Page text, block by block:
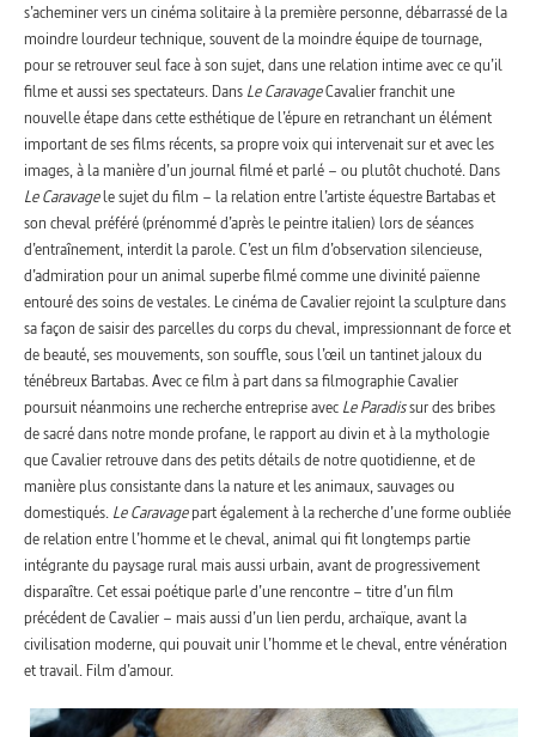
s’acheminer vers un cinéma solitaire à la première personne, débarrassé de la
moindre lourdeur technique, souvent de la moindre équipe de tournage,
pour se retrouver seul face à son sujet, dans une relation intime avec ce qu’il
filme et aussi ses spectateurs. Dans Le CaravageCavalier franchit une
nouvelle étape dans cette esthétique de l’épure en retranchant un élément
important de ses films récents, sa propre voix qui intervenait sur et avec les
images, à la manière d’un journal filmé et parlé – ou plutôt chuchoté. Dans
Le Caravagele sujet du film – la relation entre l’artiste équestre Bartabas et
son cheval préféré (prénommé d’après le peintre italien) lors de séances
d’entraînement, interdit la parole. C’est un film d’observation silencieuse,
d’admiration pour un animal superbe filmé comme une divinité païenne
entouré des soins de vestales. Le cinéma de Cavalier rejoint la sculpture dans
sa façon de saisir des parcelles du corps du cheval, impressionnant de force et
de beauté, ses mouvements, son souffle, sous l’œil un tantinet jaloux du
ténébreux Bartabas. Avec ce film à part dans sa filmographie Cavalier
poursuit néanmoins une recherche entreprise avec Le Paradissur des bribes
de sacré dans notre monde profane, le rapport au divin et à la mythologie
que Cavalier retrouve dans des petits détails de notre quotidienne, et de
manière plus consistante dans la nature et les animaux, sauvages ou
domestiqués. Le Caravagepart également à la recherche d’une forme oubliée
de relation entre l’homme et le cheval, animal qui fit longtemps partie
intégrante du paysage rural mais aussi urbain, avant de progressivement
disparaître. Cet essai poétique parle d’une rencontre – titre d’un film
précédent de Cavalier – mais aussi d’un lien perdu, archaïque, avant la
civilisation moderne, qui pouvait unir l’homme et le cheval, entre vénération
et travail. Film d’amour.